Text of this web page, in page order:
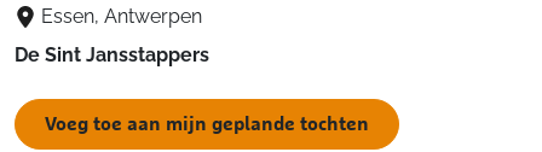
Essen, Antwerpen
De Sint Jansstappers
Voeg toe aan mijn geplande tochten